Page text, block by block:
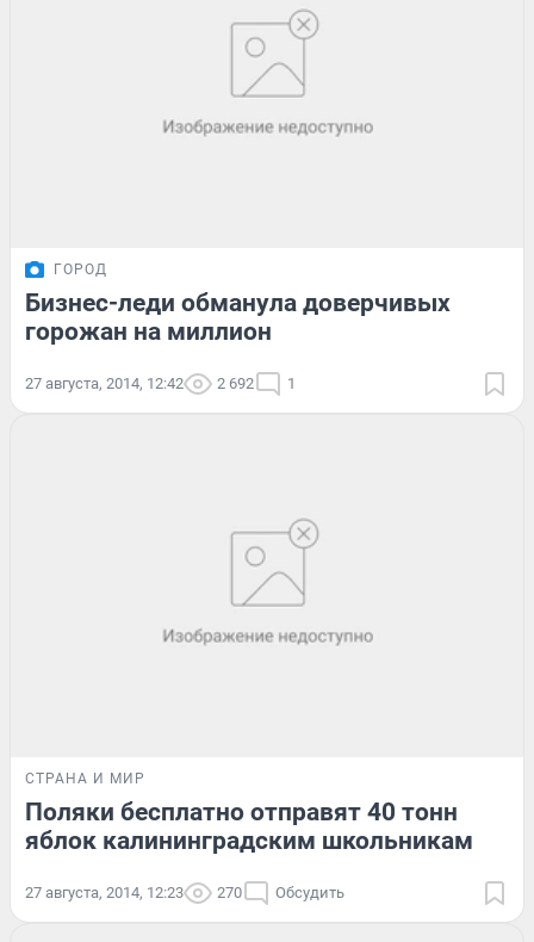
ГОРОД
Бизнес-леди обманула доверчивых
горожан на миллион
27 августа, 2014, 12:42 2 692 1
СТРАНА И МИР
Поляки бесплатно отправят 40 тонн
яблок калининградским школьникам
27 августа, 2014, 12:23 270 Обсудить